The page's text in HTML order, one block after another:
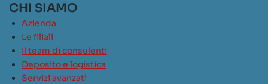
CHI SIAMO
Azienda
Le filiali
Il team di consulenti
Deposito e logistica
Servizi avanzati